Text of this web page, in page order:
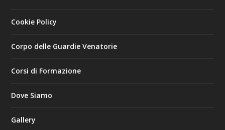
Cookie Policy
Corpo delle Guardie Venatorie
Corsi di Formazione
Dove Siamo
Gallery